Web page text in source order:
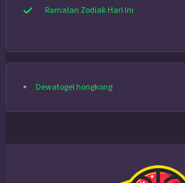
Ramalan Zodiak Hari Ini
Dewatogel hongkong